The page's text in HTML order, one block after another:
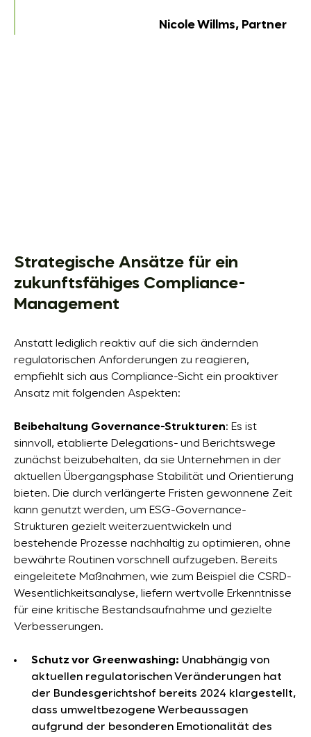
Nicole Willms, Partner
Strategische Ansätze für ein
zukunftsfähiges Compliance-
Management
Anstatt lediglich reaktiv auf die sich ändernden
regulatorischen Anforderungen zu reagieren,
empfiehlt sich aus Compliance-Sicht ein proaktiver
Ansatz mit folgenden Aspekten:
Beibehaltung Governance-Strukturen: Es ist
sinnvoll, etablierte Delegations- und Berichtswege
zunächst beizubehalten, da sie Unternehmen in der
aktuellen Übergangsphase Stabilität und Orientierung
bieten. Die durch verlängerte Fristen gewonnene Zeit
kann genutzt werden, um ESG-Governance-
Strukturen gezielt weiterzuentwickeln und
bestehende Prozesse nachhaltig zu optimieren, ohne
bewährte Routinen vorschnell aufzugeben. Bereits
eingeleitete Maßnahmen, wie zum Beispiel die CSRD-
Wesentlichkeitsanalyse, liefern wertvolle Erkenntnisse
für eine kritische Bestandsaufnahme und gezielte
Verbesserungen.
Schutz vor Greenwashing: Unabhängig von
aktuellen regulatorischen Veränderungen hat
der Bundesgerichtshof bereits 2024 klargestellt,
dass umweltbezogene Werbeaussagen
aufgrund der besonderen Emotionalität des